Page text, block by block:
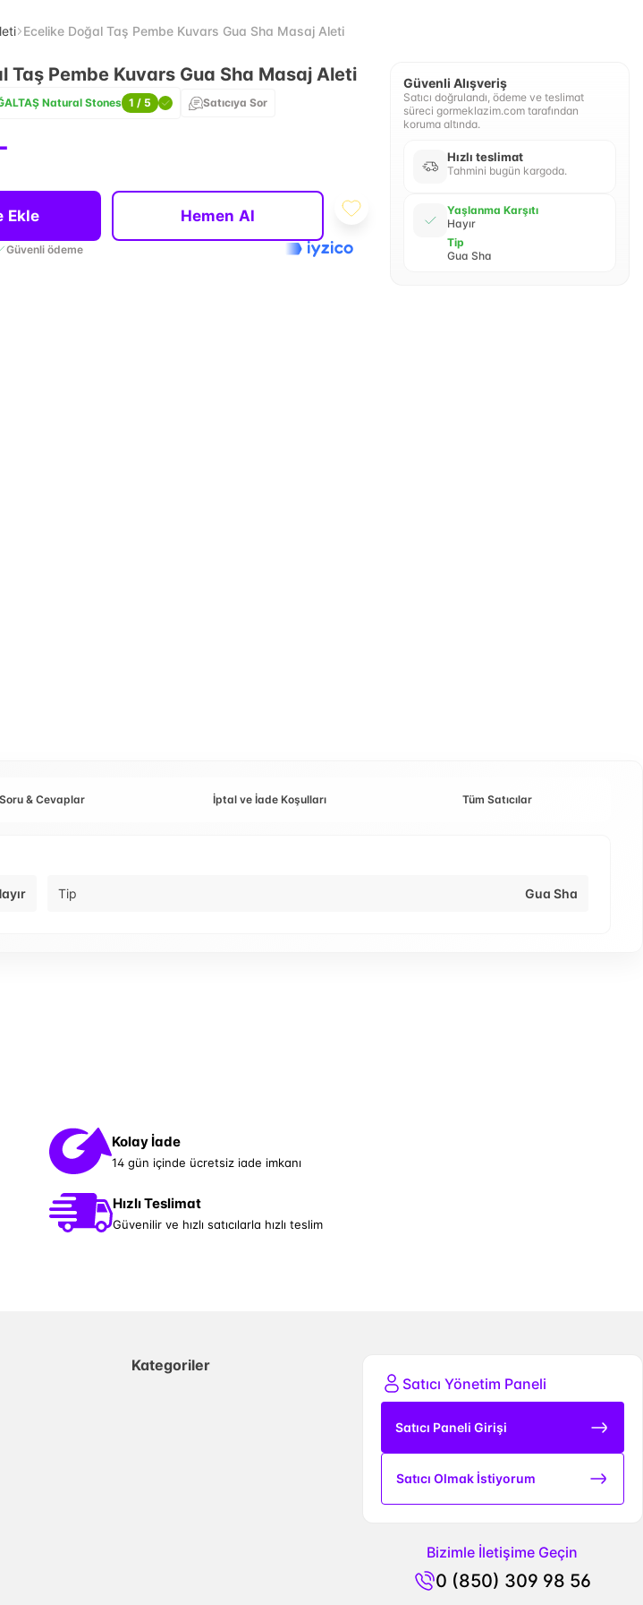
Ecelike Doğal Taş Pembe Kuvars Gua Sha Masaj Aleti
Taş Pembe Kuvars Gua Sha Masaj Aleti
Natural Stones 1 / 5 Satıcıya Sor
Ekle Hemen Al
Güvenli ödeme
Güvenli Alışveriş
Satıcı doğrulandı, ödeme ve teslimat
süreci gormeklazim.com tarafından
koruma altında.
Hızlı teslimat
Tahmini bugün kargoda.
Yaşlanma Karşıtı
Hayır
Tip
Gua Sha
Soru & Cevaplar İptal ve İade Koşulları Tüm Satıcılar
Tip Gua Sha
Kolay İade
14 gün içinde ücretsiz iade imkanı
Hızlı Teslimat
Güvenilir ve hızlı satıcılarla hızlı teslim
Kategoriler
Satıcı Yönetim Paneli
Satıcı Paneli Girişi
Satıcı Olmak İstiyorum
Bizimle İletişime Geçin
0 (850) 309 98 56